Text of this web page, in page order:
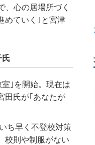
、心の居場所づく
めていく｣と宮津
｣を開始。現在は
田氏が｢あなたが
ち早く不登校対策
校則や制服がない